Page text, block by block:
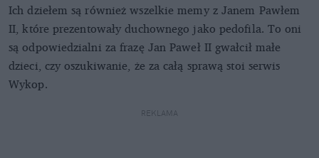
Ich dziełem są również wszelkie memy z Janem Pawłem
II, które prezentowały duchownego jako pedofila. To oni
są odpowiedzialni za frazę Jan Paweł II gwałcił małe
dzieci, czy oszukiwanie, że za całą sprawą stoi serwis
Wykop.
REKLAMA